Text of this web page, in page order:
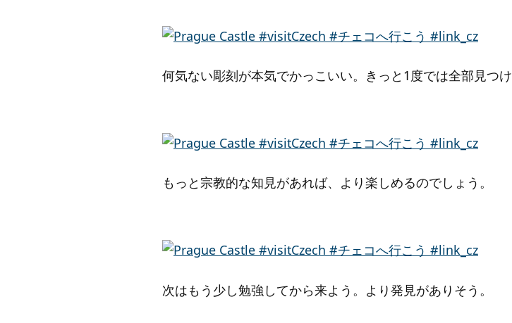
何気ない彫刻が本気でかっこいい。きっと1度では全部見つけ
もっと宗教的な知見があれば、より楽しめるのでしょう。
次はもう少し勉強してから来よう。より発見がありそう。